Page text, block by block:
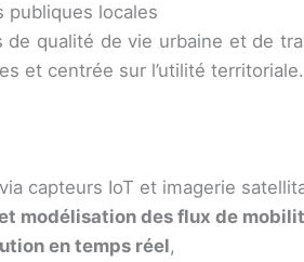
publiques locales
qualité de vie urbaine et de
et centrée sur l’utilité territoriale.
via capteurs IoT et imagerie
modélisation des flux de
en temps réel,